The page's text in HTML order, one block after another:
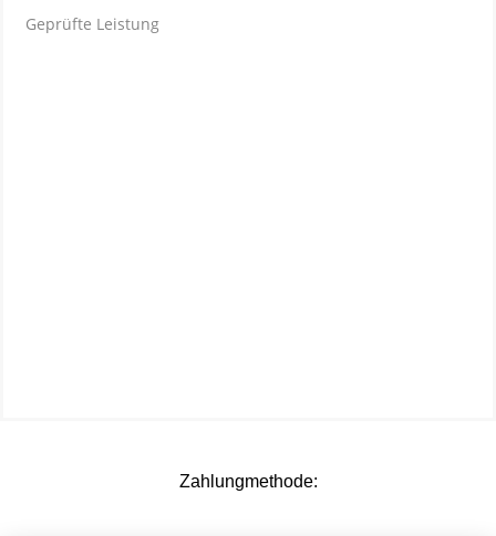
Geprüfte Leistung
Zahlungmethode: